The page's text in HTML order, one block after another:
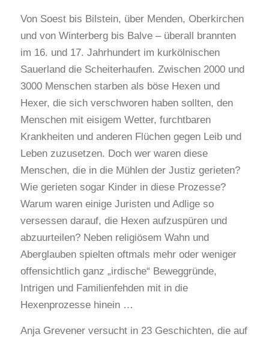
Von Soest bis Bilstein, über Menden, Oberkirchen
und von Winterberg bis Balve – überall brannten
im 16. und 17. Jahrhundert im kurkölnischen
Sauerland die Scheiterhaufen. Zwischen 2000 und
3000 Menschen starben als böse Hexen und
Hexer, die sich verschworen haben sollten, den
Menschen mit eisigem Wetter, furchtbaren
Krankheiten und anderen Flüchen gegen Leib und
Leben zuzusetzen. Doch wer waren diese
Menschen, die in die Mühlen der Justiz gerieten?
Wie gerieten sogar Kinder in diese Prozesse?
Warum waren einige Juristen und Adlige so
versessen darauf, die Hexen aufzuspüren und
abzuurteilen? Neben religiösem Wahn und
Aberglauben spielten oftmals mehr oder weniger
offensichtlich ganz „irdische“ Beweggründe,
Intrigen und Familienfehden mit in die
Hexenprozesse hinein …
Anja Grevener versucht in 23 Geschichten, die auf